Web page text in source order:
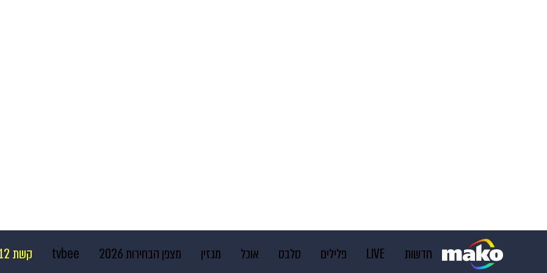
חדשות LIVE פלילים סלבס אוכל מגזין מצפן הבחירות 2026 tvbee קשת 12